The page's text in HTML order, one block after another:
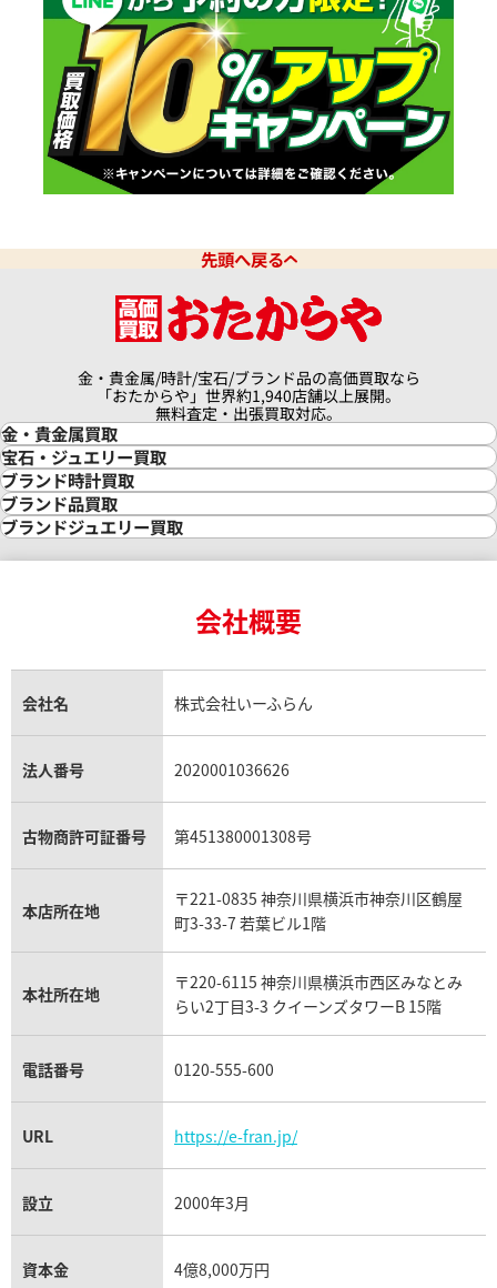
先頭へ戻る
金・貴金属/時計/宝石/ブランド品の高価買取なら
「おたからや」世界約1,940店舗以上展開。
無料査定・出張買取対応。
金・貴金属買取
金買取
金の相場価格情報
金の参考買取価格一覧
インゴット買取
インゴットの相場価格情報
24金買取
金貨買取
貴金属買取
銀・シルバー買取
パラジウム買取
宝石・ジュエリー買取
宝石・ジュエリー買取
ダイヤモンド買取
ダイヤモンド・宝石の参考価格一覧
リング・結婚指輪買取
エメラルド買取
トパーズ買取
タンザナイト買取
キャッツアイ買取
アクアマリン買取
ブランド時計買取
時計買取
ロレックス買取
ロレックス デイトナ買取
ロレックス サブマリーナー買取
ロレックス エクスプローラー買取
ロレックス デイトジャスト買取
パテック フィリップノーチラス買取
ヴァシュロン・コンスタンタン買取
オメガ買取
カルティエ買取
フランク ミュラー買取
リシャール・ミル買取
パネライ買取
チューダー（チュードル）買取
ブランド品買取
ブランド買取
シャネル マトラッセ買取
セリーヌ買取
プラダ買取
ブランドジュエリー買取
ヴァンクリーフ＆アーペル買取
ショーメ買取
ダミアーニ買取
モーブッサン買取
会社概要
会社名 株式会社いーふらん
法人番号 2020001036626
古物商許可証番号 第451380001308号
本店所在地
〒221-0835 神奈川県横浜市神奈川区鶴屋
町3-33-7 若葉ビル1階
本社所在地
〒220-6115 神奈川県横浜市西区みなとみ
らい2丁目3-3 クイーンズタワーB 15階
電話番号 0120-555-600
URL https://e-fran.jp/
設立 2000年3月
資本金 4億8,000万円